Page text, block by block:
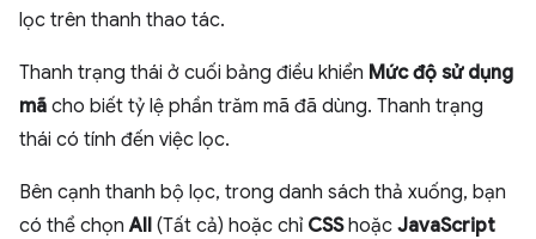
lọc trên thanh thao tác.
Thanh trạng thái ở cuối bảng điều khiển Mức độ sử dụng
mã cho biết tỷ lệ phần trăm mã đã dùng. Thanh trạng
thái có tính đến việc lọc.
Bên cạnh thanh bộ lọc, trong danh sách thả xuống, bạn
có thể chọnAll (Tất cả) hoặc chỉ CSShoặc JavaScript